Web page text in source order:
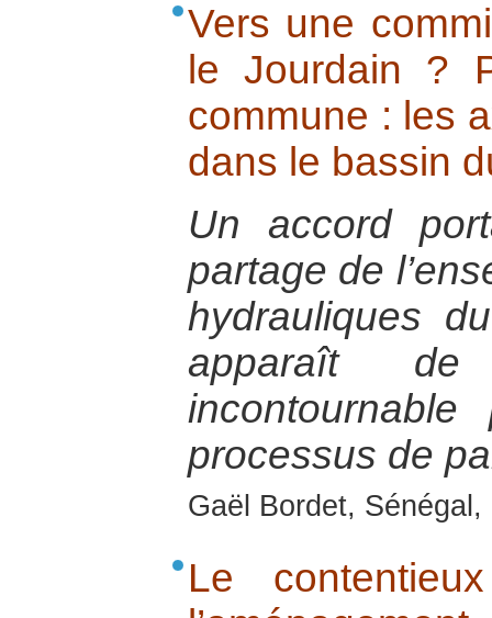
Vers une
le Jourdain ?
commune : les
dans le bassin
Un accord
partage de
hydrauliques
apparaît
processus de
Gaël Bordet,
Le